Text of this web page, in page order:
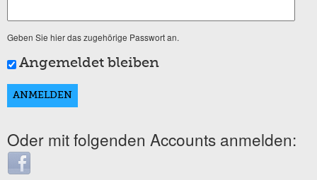
Geben Sie hier das zugehörige Passwort an.
Angemeldet bleiben
Oder mit folgenden Accounts anmelden:
Login with Facebook